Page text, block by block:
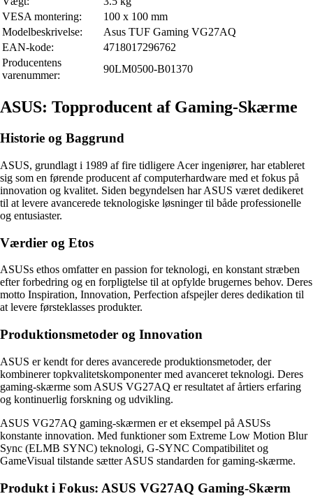
VESA montering:
100 x 100 mm
Modelbeskrivelse:
Asus TUF Gaming VG27AQ
EAN-kode:
4718017296762
Producentens
varenummer:
90LM0500-B01370
ASUS: Topproducent af Gaming-Skærme
Historie og Baggrund
ASUS, grundlagt i 1989 af fire tidligere Acer ingeniører, har etableret
sig som en førende producent af computerhardware med et fokus på
innovation og kvalitet. Siden begyndelsen har ASUS været dedikeret
til at levere avancerede teknologiske løsninger til både professionelle
og entusiaster.
Værdier og Etos
ASUSs ethos omfatter en passion for teknologi, en konstant stræben
efter forbedring og en forpligtelse til at opfylde brugernes behov. Deres
motto Inspiration, Innovation, Perfection afspejler deres dedikation til
at levere førsteklasses produkter.
Produktionsmetoder og Innovation
ASUS er kendt for deres avancerede produktionsmetoder, der
kombinerer topkvalitetskomponenter med avanceret teknologi. Deres
gaming-skærme som ASUS VG27AQ er resultatet af årtiers erfaring
og kontinuerlig forskning og udvikling.
ASUS VG27AQ gaming-skærmen er et eksempel på ASUSs
konstante innovation. Med funktioner som Extreme Low Motion Blur
Sync (ELMB SYNC) teknologi, G-SYNC Compatibilitet og
GameVisual tilstande sætter ASUS standarden for gaming-skærme.
Produkt i Fokus: ASUS VG27AQ Gaming-Skærm